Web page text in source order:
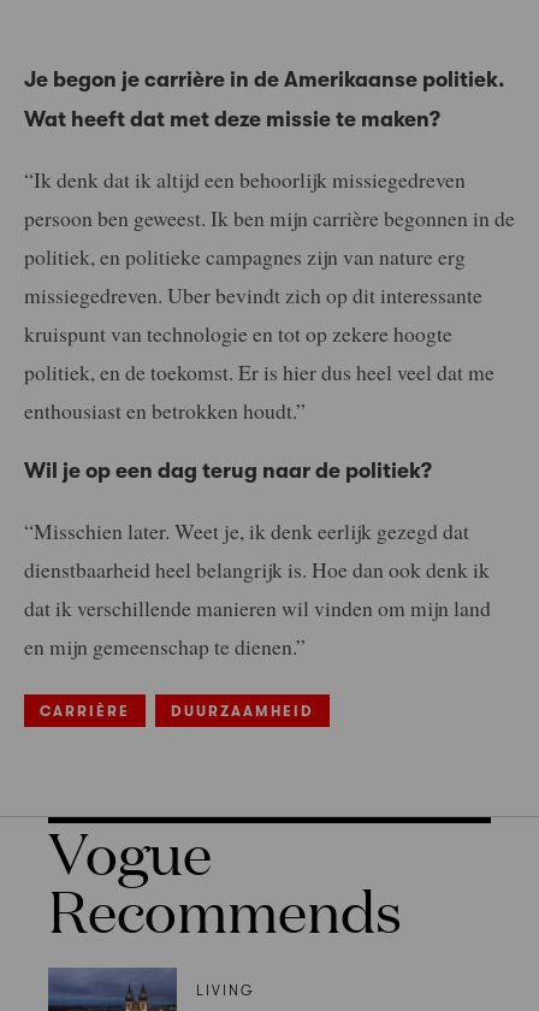
Je begon je carrière in de Amerikaanse politiek.
Wat heeft dat met deze missie te maken?
“Ik denk dat ik altijd een behoorlijk missiegedreven
persoon ben geweest. Ik ben mijn carrière begonnen in de
politiek, en politieke campagnes zijn van nature erg
missiegedreven. Uber bevindt zich op dit interessante
kruispunt van technologie en tot op zekere hoogte
politiek, en de toekomst. Er is hier dus heel veel dat me
enthousiast en betrokken houdt.”
Wil je op een dag terug naar de politiek?
“Misschien later. Weet je, ik denk eerlijk gezegd dat
dienstbaarheid heel belangrijk is. Hoe dan ook denk ik
dat ik verschillende manieren wil vinden om mijn land
en mijn gemeenschap te dienen.”
CARRIÈRE DUURZAAMHEID
Vogue
Recommends
LIVING